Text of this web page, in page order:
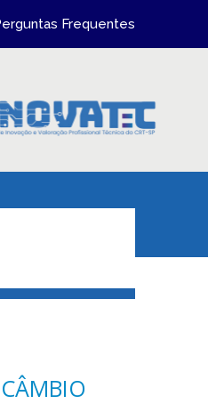
Frequentes